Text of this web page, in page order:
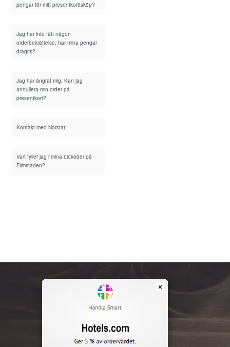
pengar för mitt presentkorttsköp?
Jag har inte fått någon
orderbekräftelse, har mina pengar
dragits?
Jag har ångrat mig. Kan jag
annullera min order på
presentkort?
Kontakt med Norstat!
Vart fyller jag i mina biokoder på
Filmstaden?